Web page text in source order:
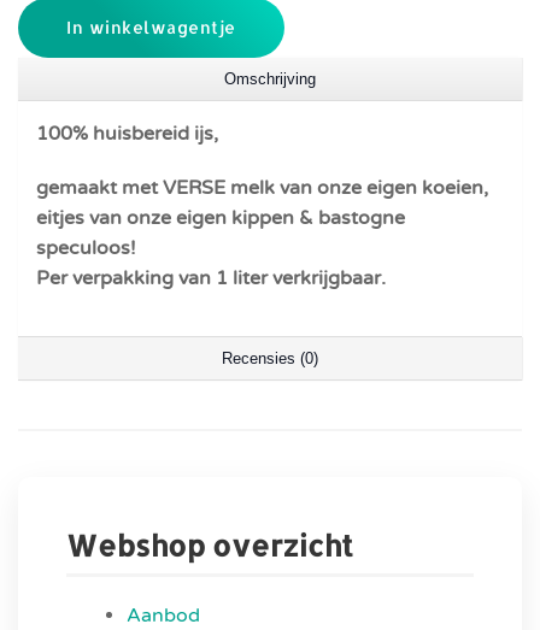
In winkelwagentje
Omschrijving
100% huisbereid ijs,
gemaakt met VERSE melk van onze eigen koeien,
eitjes van onze eigen kippen & bastogne
speculoos!
Per verpakking van 1 liter verkrijgbaar.
Recensies (0)
Webshop overzicht
Aanbod